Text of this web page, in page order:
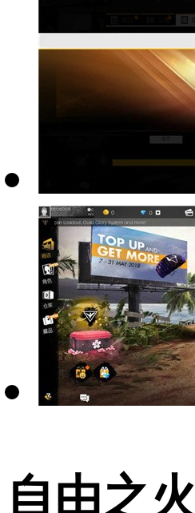
自由之